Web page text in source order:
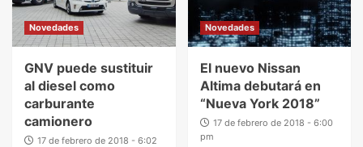
Novedades
GNV puede sustituir
al diesel como
carburante
camionero
17 de febrero de 2018 - 6:02
Novedades
El nuevo Nissan
Altima debutará en
“Nueva York 2018”
17 de febrero de 2018 - 6:00
pm